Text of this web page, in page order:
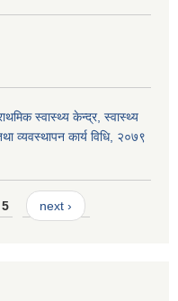
स्वास्थ्य केन्द्र, स्वास्थ्य
व्यवस्थापन कार्य विधि, २०७९
next ›